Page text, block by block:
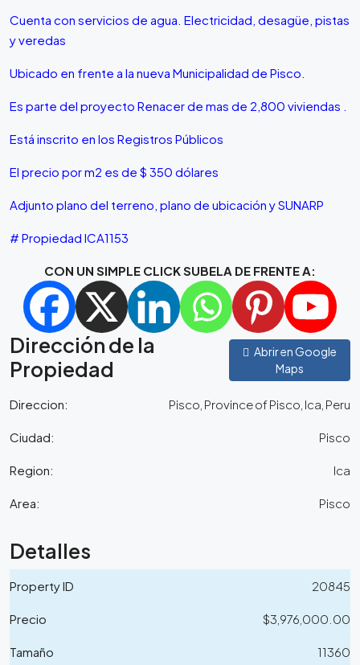
Cuenta con servicios de agua. Electricidad, desagüe, pistas
y veredas
Ubicado en frente a la nueva Municipalidad de Pisco.
Es parte del proyecto Renacer de mas de 2,800 viviendas .
Está inscrito en los Registros Públicos
El precio por m2 es de $ 350 dólares
Adjunto plano del terreno, plano de ubicación y SUNARP
# Propiedad ICA1153
CON UN SIMPLE CLICK SUBELA DE FRENTE A:
Dirección de la
Propiedad
Abrir en Google
Maps
Direccion: Pisco, Province of Pisco, Ica, Peru
Ciudad: Pisco
Region: Ica
Area: Pisco
Detalles
Property ID 20845
Precio $3,976,000.00
Tamaño 11360